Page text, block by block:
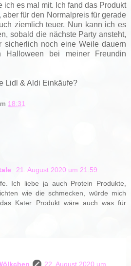
ich es mal mit. Ich fand das Produkt
für den Normalpreis für gerade
ziemlich teuer. Nun kann ich es
sobald die nächste Party ansteht,
sicherlich noch eine Weile dauern
Halloween bei meiner Freundin
Lidl & Aldi Einkäufe?
18:31
21. August 2020 um 21:59
Ich liebe ja auch Protein Produkte,
wie die schmecken, würde mich
Kater Produkt wäre auch was für
22. August 2020 um